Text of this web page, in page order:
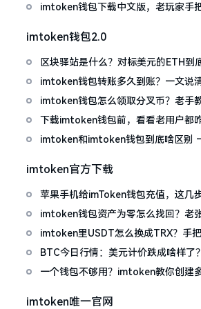
imtoken钱包下载中文版，老玩家手
imtoken钱包2.0
区块驿站是什么？对标美元的ETH到
imtoken钱包转账多久到账？一文说
imtoken钱包怎么领取分叉币？老手
下载imtoken钱包前，看看老用户都
imtoken和imtoken钱包到底啥区别
imtoken官方下载
苹果手机给imToken钱包充值，这几
imtoken钱包资产为零怎么找回？老
imtoken里USDT怎么换成TRX？手把
波场币
BTC今日行情：美元计价跌成啥样了
一个钱包不够用？imtoken教你创建
imtoken唯一官网